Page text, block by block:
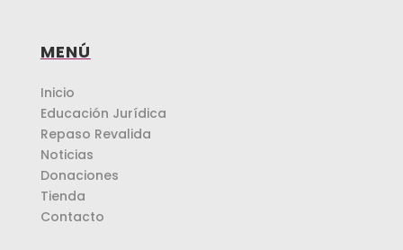
MENÚ
Inicio
Educación Jurídica
Repaso Revalida
Noticias
Donaciones
Tienda
Contacto